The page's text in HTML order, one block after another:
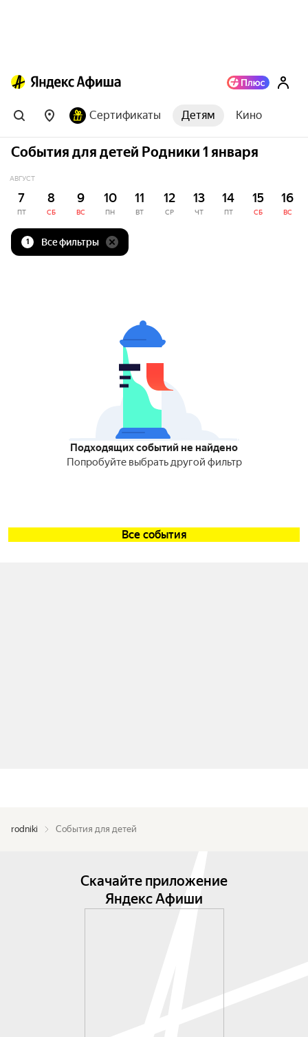
Сертификаты Детям Кино
События для детей Родники 1 января
АВГУСТ
7
ПТ
8
СБ
9
ВС
10
ПН
11
ВТ
12
СР
13
ЧТ
14
ПТ
15
СБ
16
ВС
1 Все фильтры
Подходящих событий не найдено
Попробуйте выбрать другой фильтр
Все события
rodniki События для детей
Скачайте приложение
Яндекс Афиши